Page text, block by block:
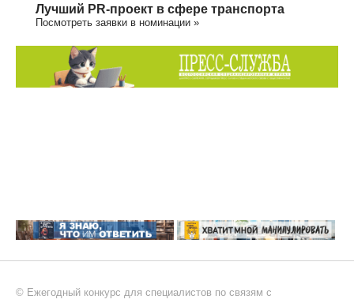
Лучший PR-проект в сфере транспорта
Посмотреть заявки в номинации »
© Ежегодный конкурс для специалистов по связям с